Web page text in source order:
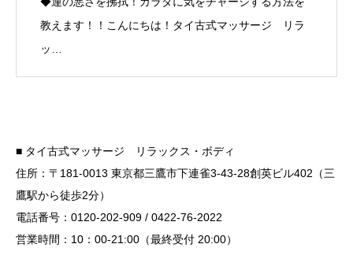
教えます！！こんにちは！タイ古式マッサージ リラ
ッ…
■ タイ古式マッサージ リラックス・ボディ
住所：〒181-0013 東京都三鷹市下連雀3-43-28創英ビル402（三
鷹駅から徒歩2分）
電話番号：0120-202-909 / 0422-76-2022
営業時間：10：00-21:00（最終受付 20:00）